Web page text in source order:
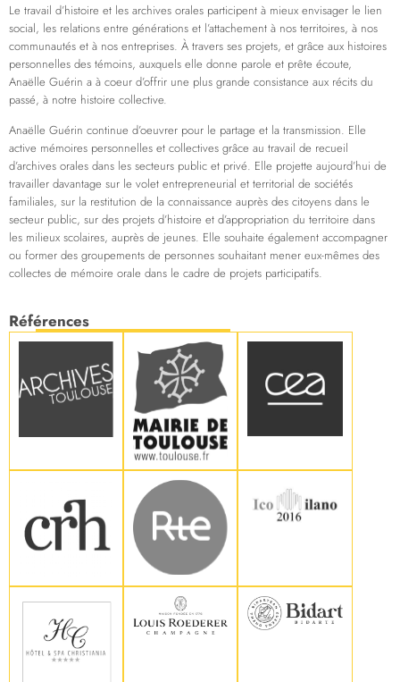
Le travail d’histoire et les archives orales participent à mieux envisager le lien
social, les relations entre générations et l’attachement à nos territoires, à nos
communautés et à nos entreprises. À travers ses projets, et grâce aux histoires
personnelles des témoins, auxquels elle donne parole et prête écoute,
Anaëlle Guérin a à coeur d’offrir une plus grande consistance aux récits du
passé, à notre histoire collective.
Anaëlle Guérin continue d’oeuvrer pour le partage et la transmission. Elle
active mémoires personnelles et collectives grâce au travail de recueil
d’archives orales dans les secteurs public et privé. Elle projette aujourd’hui de
travailler davantage sur le volet entrepreneurial et territorial de sociétés
familiales, sur la restitution de la connaissance auprès des citoyens dans le
secteur public, sur des projets d’histoire et d’appropriation du territoire dans
les milieux scolaires, auprès de jeunes. Elle souhaite également accompagner
ou former des groupements de personnes souhaitant mener eux-mêmes des
collectes de mémoire orale dans le cadre de projets participatifs.
Références